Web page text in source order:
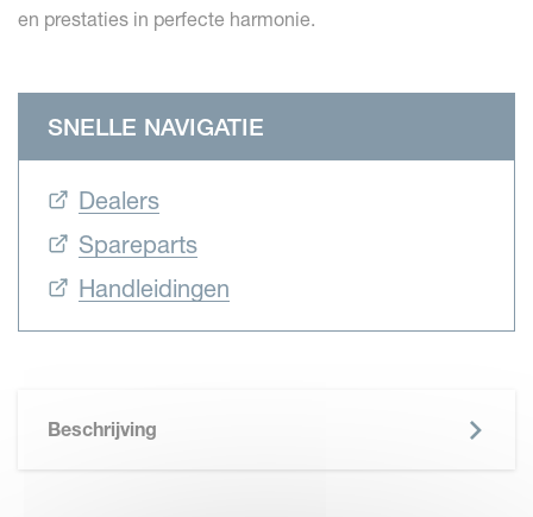
en prestaties in perfecte harmonie.
SNELLE NAVIGATIE
Dealers
Spareparts
Handleidingen
Beschrijving